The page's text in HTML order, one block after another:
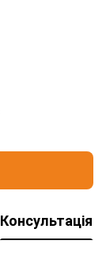
Консультація